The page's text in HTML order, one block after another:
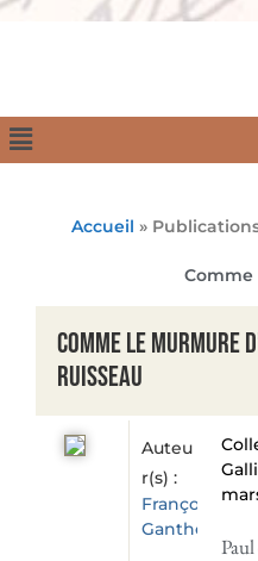
Accueil »
Comme
Comme le murmure
ruisseau
Auteu
r(s) :
François
Gantheret